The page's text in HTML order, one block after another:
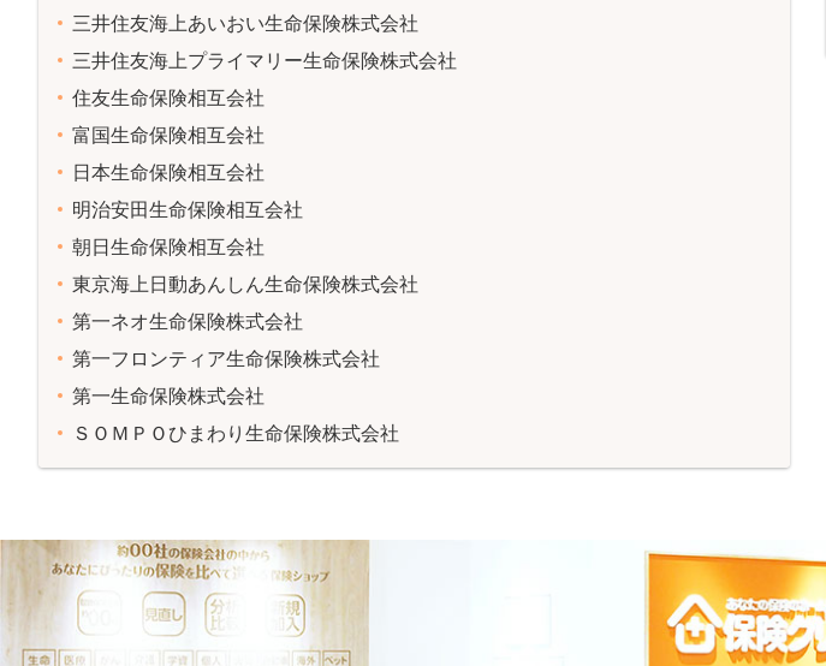
三井住友海上あいおい生命保険株式会社
三井住友海上プライマリー生命保険株式会社
住友生命保険相互会社
富国生命保険相互会社
日本生命保険相互会社
明治安田生命保険相互会社
朝日生命保険相互会社
東京海上日動あんしん生命保険株式会社
第一ネオ生命保険株式会社
第一フロンティア生命保険株式会社
第一生命保険株式会社
ＳＯＭＰＯひまわり生命保険株式会社